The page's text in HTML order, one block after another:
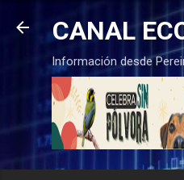
Ir al
CANAL
Información desde